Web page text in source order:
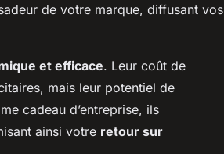
de votre marque, diffusant vos
et efficace. Leur coût de
mais leur potentiel de
cadeau d’entreprise, ils
ainsi votre retour sur